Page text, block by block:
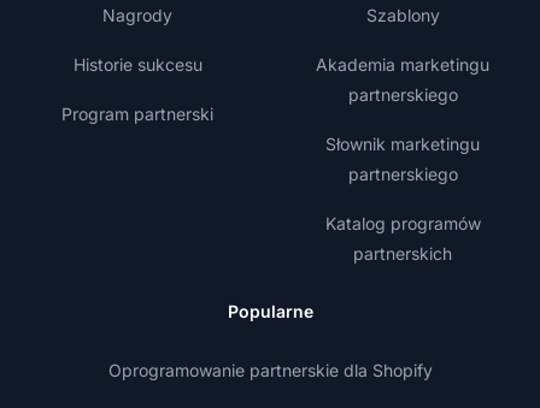
Nagrody
Historie sukcesu
Program partnerski
Szablony
Akademia marketingu
partnerskiego
Słownik marketingu
partnerskiego
Katalog programów
partnerskich
Popularne
Oprogramowanie partnerskie dla Shopify